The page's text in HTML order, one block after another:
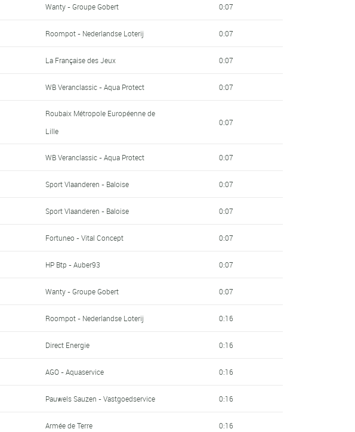
Wanty - Groupe Gobert 0:07
Roompot - Nederlandse Loterij 0:07
La Française des Jeux 0:07
WB Veranclassic - Aqua Protect 0:07
Roubaix Métropole Européenne de
Lille
0:07
WB Veranclassic - Aqua Protect 0:07
Sport Vlaanderen - Baloise 0:07
Sport Vlaanderen - Baloise 0:07
Fortuneo - Vital Concept 0:07
HP Btp - Auber93 0:07
Wanty - Groupe Gobert 0:07
Roompot - Nederlandse Loterij 0:16
Direct Energie 0:16
AGO - Aquaservice 0:16
Pauwels Sauzen - Vastgoedservice 0:16
Armée de Terre 0:16